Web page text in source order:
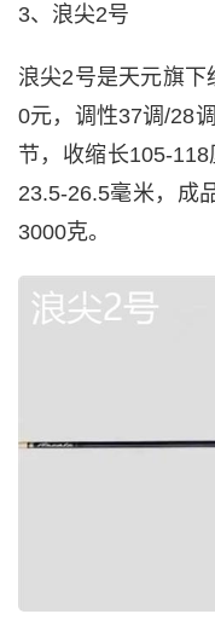
3、浪尖2号
浪尖2号是天元旗下
0元，调性37调/28
节，收缩长105-
23.5-26.5毫米，成
3000克。